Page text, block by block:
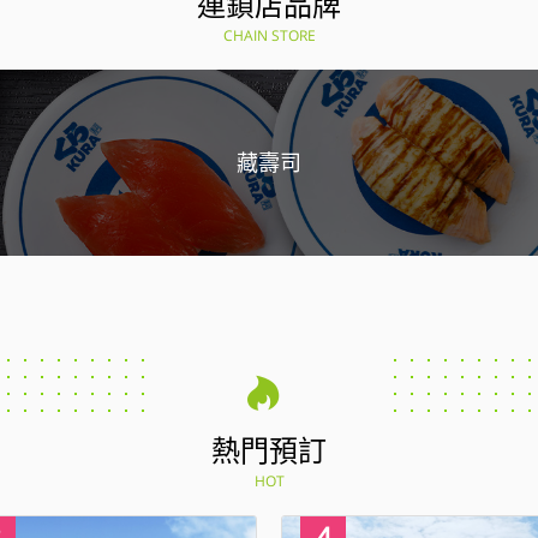
CHAIN STORE
藏壽司
熱門預訂
HOT